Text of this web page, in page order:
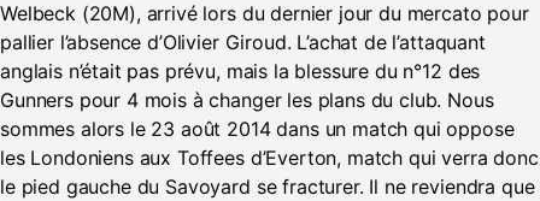
Welbeck (20M), arrivé lors du dernier jour du mercato pour
pallier l’absence d’Olivier Giroud. L’achat de l’attaquant
anglais n’était pas prévu, mais la blessure du n°12 des
Gunners pour 4 mois à changer les plans du club. Nous
sommes alors le 23 août 2014 dans un match qui oppose
les Londoniens aux Toffees d’Everton, match qui verra donc
le pied gauche du Savoyard se fracturer. Il ne reviendra que